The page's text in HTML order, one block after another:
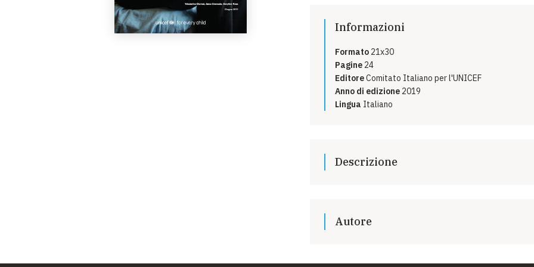
GRANDI DONAZIONI
DIVERSI MODI PER DONARE. SCEGLI IL PIÙ
COMODO PER TE
Informazioni
Formato 21x30
Pagine 24
EditoreComitato Italiano per l'UNICEF
Anno di edizione 2019
Lingua Italiano
Descrizione
La presente pubblicazione è stata rivista sia
Autore